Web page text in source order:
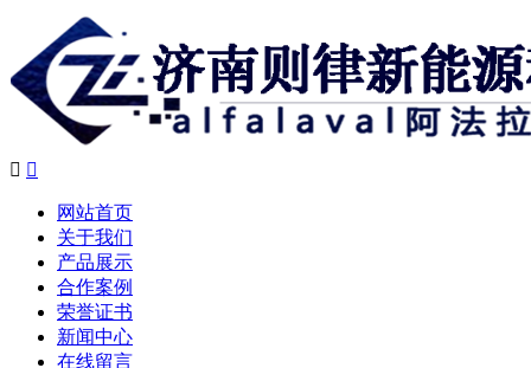
 
网站首页
关于我们
产品展示
合作案例
荣誉证书
新闻中心
在线留言